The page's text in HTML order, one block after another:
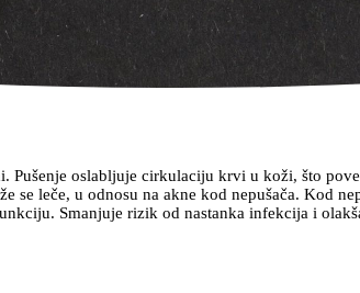
Pušenje oslabljuje cirkulaciju krvi u koži, što
se leče, u odnosu na akne kod nepušača. Kod
Smanjuje rizik od nastanka infekcija i